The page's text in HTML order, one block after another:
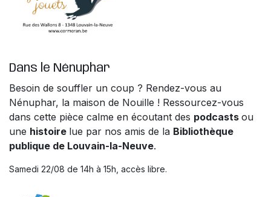
Dans le Nénuphar
Besoin de souffler un coup ? Rendez-vous au
Nénuphar, la maison de Nouille ! Ressourcez-vous
dans cette pièce calme en écoutant des podcasts ou
une histoire lue par nos amis de la Bibliothèque
publique de Louvain-la-Neuve.
Samedi 22/08 de 14h à 15h, accès libre.